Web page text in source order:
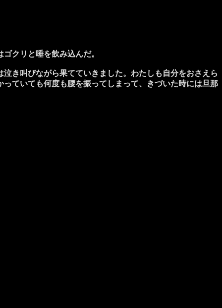
クリと唾を飲み込んだ。
き叫びながら果てていきました。わたしも自分をおさえら
ていても何度も腰を振ってしまって、きづいた時には旦那